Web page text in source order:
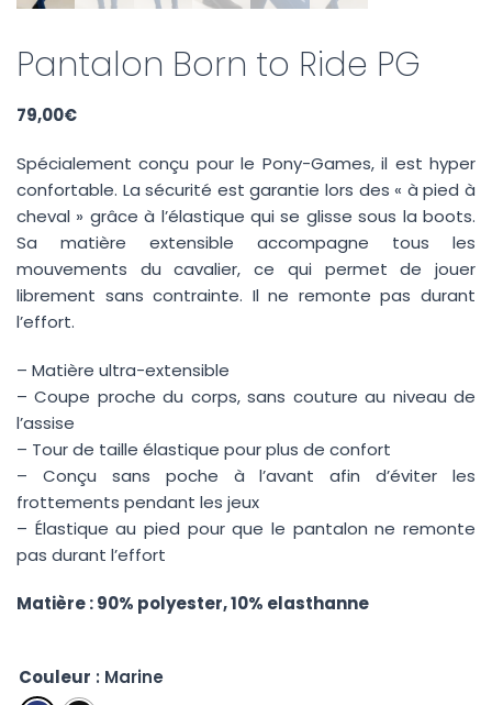
Pantalon Born to Ride PG
79,00€
Spécialement conçu pour le Pony-Games, il est hyper
confortable. La sécurité est garantie lors des « à pied à
cheval » grâce à l’élastique qui se glisse sous la boots.
Sa matière extensible accompagne tous les
mouvements du cavalier, ce qui permet de jouer
librement sans contrainte. Il ne remonte pas durant
l’effort.
– Matière ultra-extensible
– Coupe proche du corps, sans couture au niveau de
l’assise
– Tour de taille élastique pour plus de confort
– Conçu sans poche à l’avant afin d’éviter les
frottements pendant les jeux
– Élastique au pied pour que le pantalon ne remonte
pas durant l’effort
Matière : 90% polyester, 10% elasthanne
Couleur : Marine